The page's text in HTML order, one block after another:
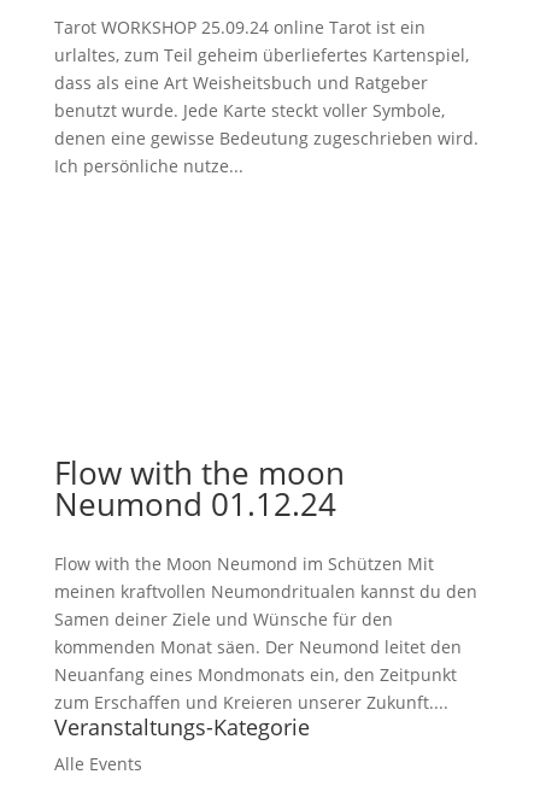
Tarot WORKSHOP 25.09.24 online Tarot ist ein
urlaltes, zum Teil geheim überliefertes Kartenspiel,
dass als eine Art Weisheitsbuch und Ratgeber
benutzt wurde. Jede Karte steckt voller Symbole,
denen eine gewisse Bedeutung zugeschrieben wird.
Ich persönliche nutze...
Flow with the moon
Neumond 01.12.24
Flow with the Moon Neumond im Schützen Mit
meinen kraftvollen Neumondritualen kannst du den
Samen deiner Ziele und Wünsche für den
kommenden Monat säen. Der Neumond leitet den
Neuanfang eines Mondmonats ein, den Zeitpunkt
zum Erschaffen und Kreieren unserer Zukunft....
Veranstaltungs-Kategorie
Alle Events